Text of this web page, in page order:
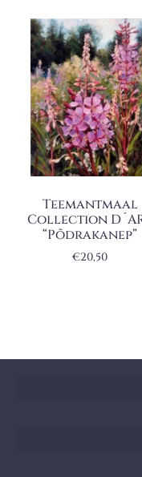
Teemantmaal
Collection
“Põdrakanep”
€20,50